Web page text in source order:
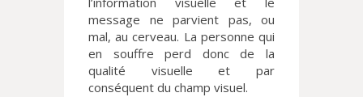
message ne parvient pas, ou
mal, au cerveau. La personne qui
en souffre perd donc de la
qualité visuelle et par
conséquent du champ visuel.